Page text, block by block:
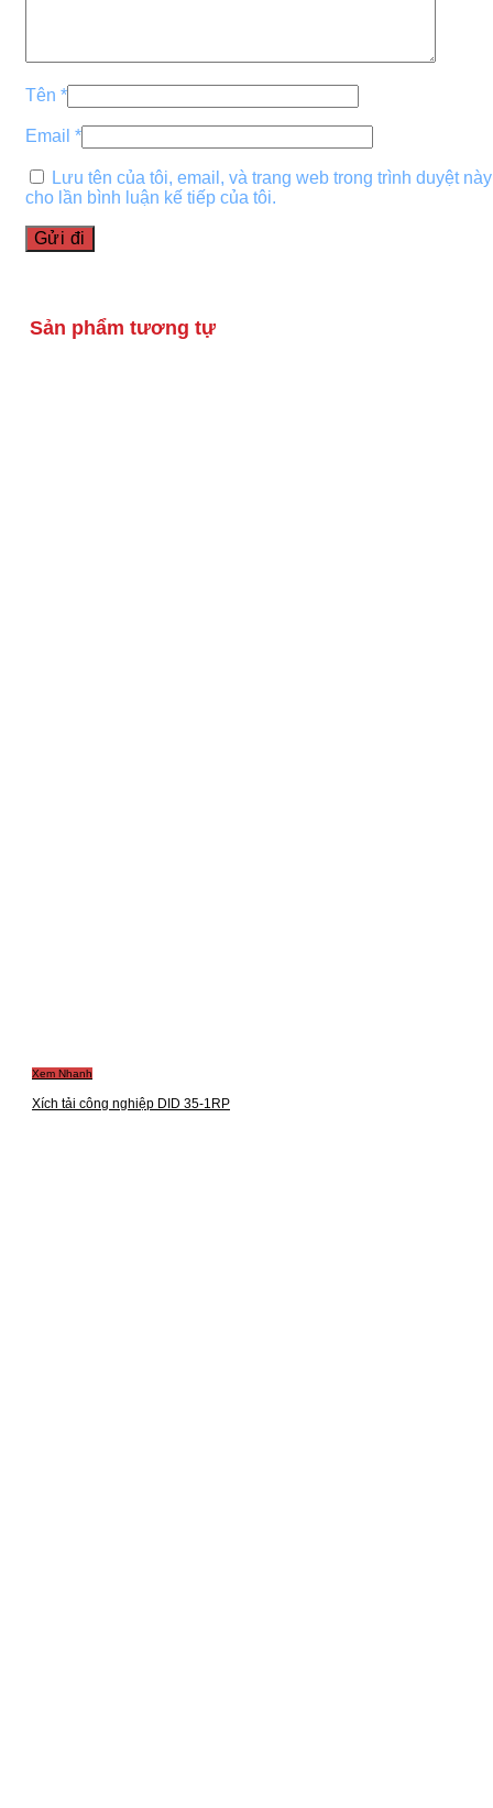
Tên *
Email *
Lưu tên của tôi, email, và trang web trong trình duyệt này
cho lần bình luận kế tiếp của tôi.
Sản phẩm tương tự
Xem Nhanh
Xích tải công nghiệp DID 35-1RP